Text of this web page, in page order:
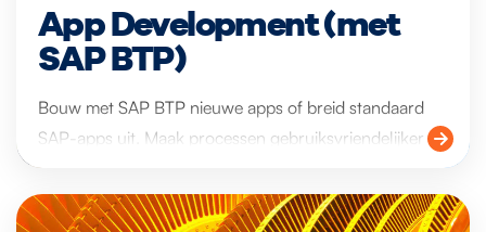
App Development (met
SAP BTP)
Bouw met SAP BTP nieuwe apps of breid standaard
SAP-apps uit. Maak processen gebruiksvriendelijker en
efficiënter. Zet de de rijke suite aan mogelijkheden in,
van pro-code tools tot low-code/no-code tools.